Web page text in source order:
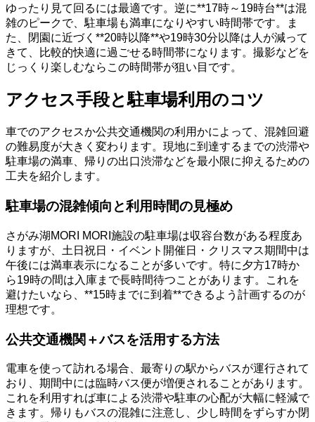
ゆったり見て回るには最適です。逆に**17時～19時台**は混
雑のピークで、駐車場も満車になりやすい時間帯です。ま
た、閉園に近づく**20時以降**や19時30分以降は人が減って
きて、比較的快適に過ごせる時間帯になります。撮影などを
じっくり楽しむならこの時間帯が狙い目です。
アクセス手段と駐車場利用のコツ
車でのアクセスか公共交通機関の利用かによって、混雑回避
の難易度が大きく変わります。現地に到達するまでの渋滞や
駐車場の満車、帰りの出口渋滞などを最小限に抑えるための
工夫を紹介します。
駐車場の混雑傾向と利用時間の見極め
さがみ湖MORI MORI施設の駐車場は収容台数がある程度あ
りますが、土日祝日・イベント開催日・クリスマス期間中は
午後には満車表示になることが多いです。特に夕方17時か
ら19時の間は入庫まで長時間待つことがあります。これを
避けたいなら、**15時までに到着**できるよう計画するのが
理想です。
公共交通機関＋バスを活用する方法
電車を使って訪れる場合、最寄りの駅からバスが運行されて
おり、期間中には臨時バス便が増便されることがあります。
これを利用すれば車による渋滞や駐車の心配が大幅に軽減で
きます。帰りもバスの混雑に注意し、少し時間をずらすか閉